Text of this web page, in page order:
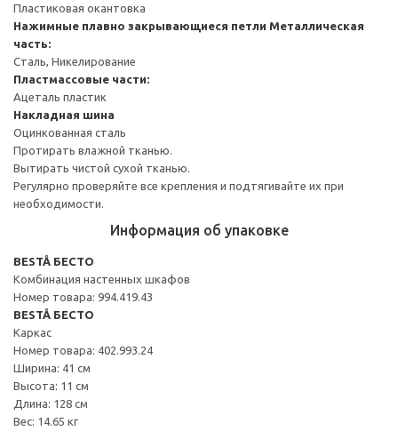
Пластиковая окантовка
Нажимные плавно закрывающиеся петли Металлическая
часть:
Сталь, Никелирование
Пластмассовые части:
Ацеталь пластик
Накладная шина
Оцинкованная сталь
Протирать влажной тканью.
Вытирать чистой сухой тканью.
Регулярно проверяйте все крепления и подтягивайте их при
необходимости.
Информация об упаковке
BESTÅ БЕСТО
Комбинация настенных шкафов
Номер товара: 994.419.43
BESTÅ БЕСТО
Каркас
Номер товара: 402.993.24
Ширина: 41 см
Высота: 11 см
Длина: 128 см
Вес: 14.65 кг